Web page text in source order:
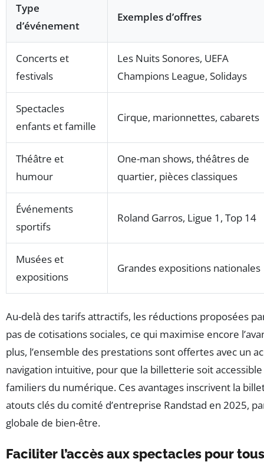
Type
d’événement
Exemples d’offres
Concerts et
festivals
Les Nuits Sonores, UEFA
Champions League, Solidays
Spectacles
enfants et famille
Cirque, marionnettes, cabarets
Théâtre et
humour
One-man shows, théâtres de
quartier, pièces classiques
Événements
sportifs
Roland Garros, Ligue 1, Top 14
Musées et
expositions
Grandes expositions nationales
Au-delà des tarifs attractifs, les réductions proposées
pas de cotisations sociales, ce qui maximise encore
plus, l’ensemble des prestations sont offertes avec un
navigation intuitive, pour que la billetterie soit
familiers du numérique. Ces avantages inscrivent la
atouts clés du comité d’entreprise Randstad en 2025,
globale de bien-être.
Faciliter l’accès aux spectacles pour